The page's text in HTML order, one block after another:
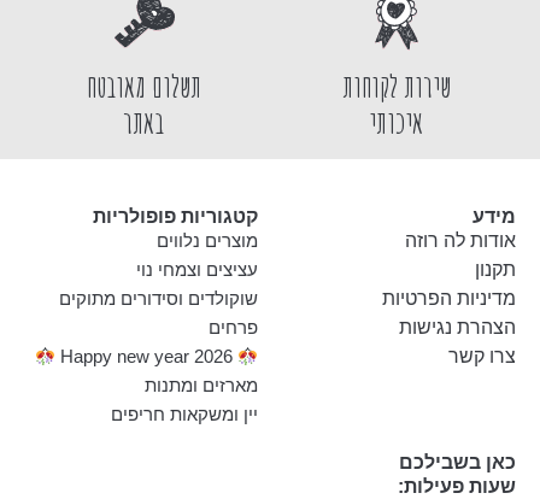
שירות לקוחות
איכותי
תשלום מאובטח
באתר
מידע
אודות לה רוזה
תקנון
מדיניות הפרטיות
הצהרת נגישות
צרו קשר
קטגוריות פופולריות
מוצרים נלווים
עציצים וצמחי נוי
שוקולדים וסידורים מתוקים
פרחים
Happy new year 2026
מארזים ומתנות
יין ומשקאות חריפים
כאן בשבילכם
שעות פעילות: